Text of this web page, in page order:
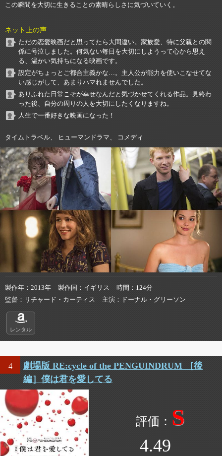
この瞬間を大切に生きることの素晴らしさに気づいていく。
ネット上の声
ただの恋愛映画だと思ってたら大間違い。家族愛、特に父親との関
係に号泣しました。何気ない毎日を大切にしようって心から思え
る、温かい気持ちになる映画です。
設定がちょっとご都合主義かな…。主人公が能力を使いこなせてな
い感じがして、あまりハマれませんでした。
ありふれた日常こそが幸せなんだと気づかせてくれる作品。見終わ
った後、自分の周りの人を大切にしたくなりますね。
人生で一番好きな映画になった！
タイムトラベル、 ヒューマンドラマ、 コメディ
製作年 2013年 製作国 イギリス 時間
124分
監督
リチャード・カーティス 主演 ドーナル・グリーソン
レンタル
4
劇場版 RE:cycle of the PENGUINDRUM ［後
編］僕は君を愛してる
S
4.49